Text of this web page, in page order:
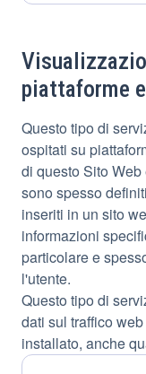
piattaforme
Questo tipo di
ospitati su
di questo Sito
sono spesso
inseriti in un sito
informazioni
particolare e
l'utente.
Questo tipo di
dati sul traffico
installato, anche